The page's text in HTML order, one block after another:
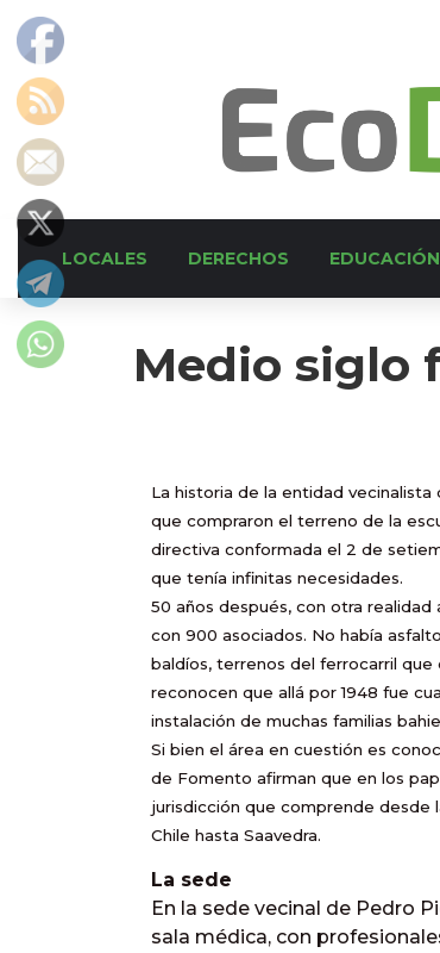
LOCALES DERECHOS EDUCACIÓN
Medio siglo
La historia de la entidad
que compraron el terreno de la
directiva conformada el 2 de
que tenía infinitas necesidades.
50 años después, con otra
con 900 asociados. No había
baldíos, terrenos del ferrocarril que
reconocen que allá por 1948 fue
instalación de muchas familias
Si bien el área en cuestión es
de Fomento afirman que en los
jurisdicción que comprende desde
Chile hasta Saavedra.
La sede
En la sede vecinal de Pedro
sala médica, con